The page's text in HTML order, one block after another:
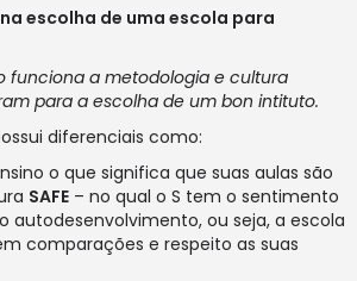
escolha de uma escola para
funciona a metodologia e cultura
para a escolha de um bon intituto.
diferenciais como:
o que significa que suas aulas são
SAFE – no qual o S tem o sentimento
autodesenvolvimento, ou seja, a escola
comparações e respeito as suas